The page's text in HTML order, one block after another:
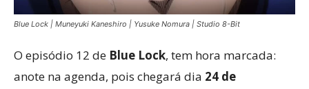
Blue Lock | Muneyuki Kaneshiro | Yusuke Nomura | Studio 8-Bit
O episódio 12 de Blue Lock, tem hora marcada:
anote na agenda, pois chegará dia 24 de